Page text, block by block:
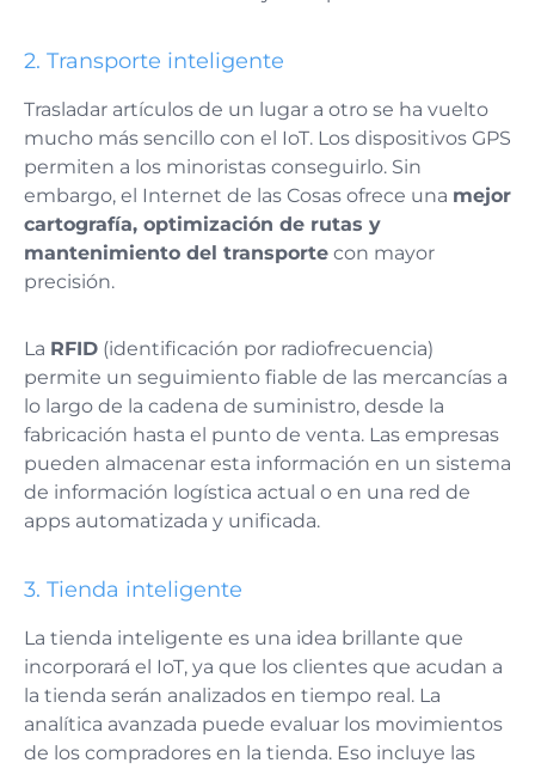
2. Transporte inteligente
Trasladar artículos de un lugar a otro se ha vuelto
mucho más sencillo con el IoT. Los dispositivos GPS
permiten a los minoristas conseguirlo. Sin
embargo, el Internet de las Cosas ofrece una mejor
cartografía, optimización de rutas y
mantenimiento del transporte con mayor
precisión.
La RFID (identificación por radiofrecuencia)
permite un seguimiento fiable de las mercancías a
lo largo de la cadena de suministro, desde la
fabricación hasta el punto de venta. Las empresas
pueden almacenar esta información en un sistema
de información logística actual o en una red de
apps automatizada y unificada.
3. Tienda inteligente
La tienda inteligente es una idea brillante que
incorporará el IoT, ya que los clientes que acudan a
la tienda serán analizados en tiempo real. La
analítica avanzada puede evaluar los movimientos
de los compradores en la tienda. Eso incluye las